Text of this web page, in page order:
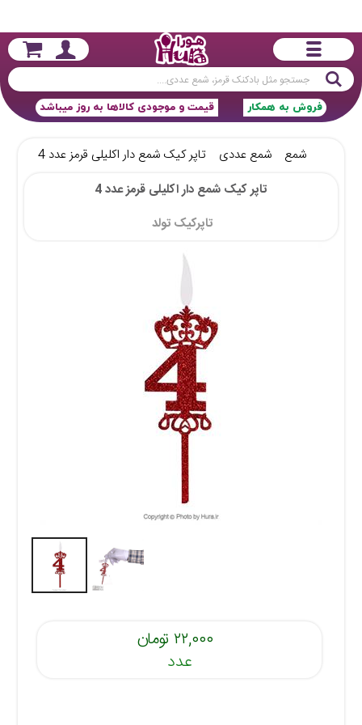
جستجو
قیمت و موجودی کالاها به روز میباشد فروش به همکار
شمع شمع عددی
تاپر کیک شمع دار اکلیلی قرمز عدد 4
تاپر کیک شمع دار اکلیلی قرمز عدد 4
تاپرکیک تولد
۲۲,۰۰۰ تومان
عدد